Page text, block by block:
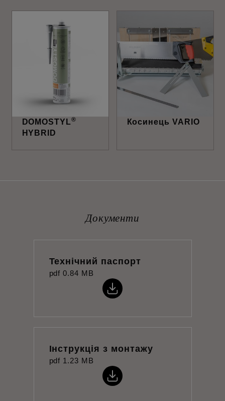
DOMOSTYL®
HYBRID
Косинець VARIO
Документи
Технічний паспорт
pdf 0.84 MB
Інструкція з монтажу
pdf 1.23 MB